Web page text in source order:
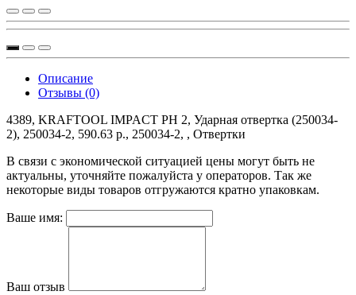
Описание
Отзывы (0)
4389, KRAFTOOL IMPACT PH 2, Ударная отвертка (250034-
2), 250034-2, 590.63 р., 250034-2, , Отвертки
В связи с экономической ситуацией цены могут быть не
актуальны, уточняйте пожалуйста у операторов. Так же
некоторые виды товаров отгружаются кратно упаковкам.
Ваше имя:
Ваш отзыв